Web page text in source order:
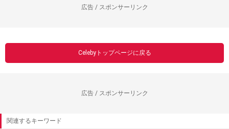
広告 / スポンサーリンク
Celebyトップページに戻る
広告 / スポンサーリンク
関連するキーワード